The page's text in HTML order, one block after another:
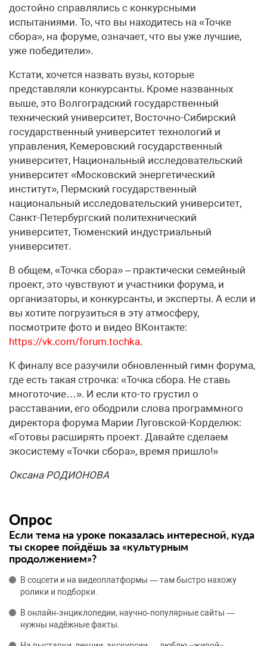
достойно справлялись с конкурсными
испытаниями. То, что вы находитесь на «Точке
сбора», на форуме, означает, что вы уже лучшие,
уже победители».
Кстати, хочется назвать вузы, которые
представляли конкурсанты. Кроме названных
выше, это Волгоградский государственный
технический университет, Восточно-Сибирский
государственный университет технологий и
управления, Кемеровский государственный
университет, Национальный исследовательский
университет «Московский энергетический
институт», Пермский государственный
национальный исследовательский университет,
Санкт-Петербургский политехнический
университет, Тюменский индустриальный
университет.
В общем, «Точка сбора» – практически семейный
проект, это чувствуют и участники форума, и
организаторы, и конкурсанты, и эксперты. А если и
вы хотите погрузиться в эту атмосферу,
посмотрите фото и видео ВКонтакте:
https://vk.com/forum.tochka.
К финалу все разучили обновленный гимн форума,
где есть такая строчка: «Точка сбора. Не ставь
многоточие…». И если кто-то грустил о
расставании, его ободрили слова программного
директора форума Марии Луговской-Корделюк:
«Готовы расширять проект. Давайте сделаем
экосистему «Точки сбора», время пришло!»
Оксана РОДИОНОВА
Опрос
Если тема на уроке показалась интересной, куда
ты скорее пойдёшь за «культурным
продолжением»?
В соцсети и на видеоплатформы — там быстро нахожу
ролики и подборки.
В онлайн‑энциклопедии, научно‑популярные сайты —
нужны надёжные факты.